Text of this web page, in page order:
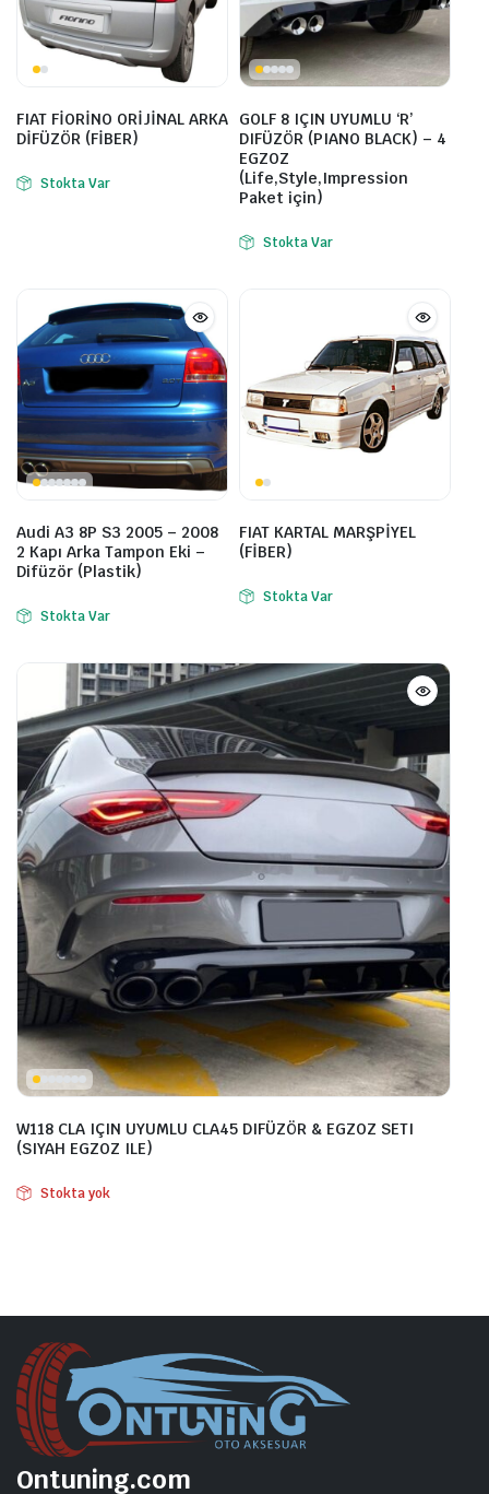
FIAT FİORİNO ORİJİNAL ARKA
DİFÜZÖR (FİBER)
Stokta Var
GOLF 8 IÇIN UYUMLU ‘R’
DIFÜZÖR (PIANO BLACK) – 4
EGZOZ
(Life,Style,Impression
Paket için)
Stokta Var
Audi A3 8P S3 2005 – 2008
2 Kapı Arka Tampon Eki –
Difüzör (Plastik)
Stokta Var
FIAT KARTAL MARŞPİYEL
(FİBER)
Stokta Var
W118 CLA IÇIN UYUMLU CLA45 DIFÜZÖR & EGZOZ SETI
(SIYAH EGZOZ ILE)
Stokta yok
Ontuning.com